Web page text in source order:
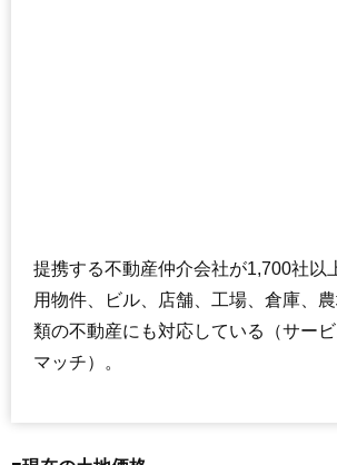
提携する不動産仲介会社が1,700社以
用物件、ビル、店舗、工場、倉庫、
類の不動産にも対応している（サー
マッチ）。